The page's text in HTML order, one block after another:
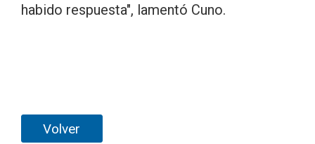
habido respuesta", lamentó Cuno.
Volver